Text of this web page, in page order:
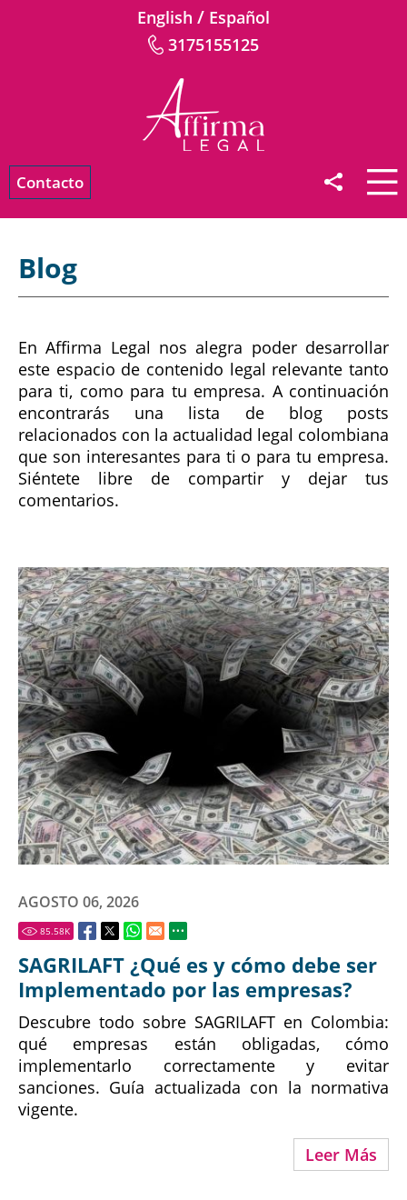
English / Español
3175155125
Contacto
Blog
En Affirma Legal nos alegra poder desarrollar
este espacio de contenido legal relevante tanto
para ti, como para tu empresa. A continuación
encontrarás una lista de blog posts
relacionados con la actualidad legal colombiana
que son interesantes para ti o para tu empresa.
Siéntete libre de compartir y dejar tus
comentarios.
AGOSTO 06, 2026
85.58K
SAGRILAFT ¿Qué es y cómo debe ser
Implementado por las empresas?
Descubre todo sobre SAGRILAFT en Colombia:
qué empresas están obligadas, cómo
implementarlo correctamente y evitar
sanciones. Guía actualizada con la normativa
vigente.
Leer Más